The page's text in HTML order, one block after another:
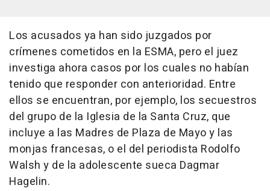
Los acusados ya han sido juzgados por
crímenes cometidos en la ESMA, pero el juez
investiga ahora casos por los cuales no habían
tenido que responder con anterioridad. Entre
ellos se encuentran, por ejemplo, los secuestros
del grupo de la Iglesia de la Santa Cruz, que
incluye a las Madres de Plaza de Mayo y las
monjas francesas, o el del periodista Rodolfo
Walsh y de la adolescente sueca Dagmar
Hagelin.